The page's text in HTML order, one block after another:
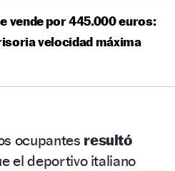
vende por 445.000 euros:
velocidad máxima
ocupantes resultó
el deportivo italiano